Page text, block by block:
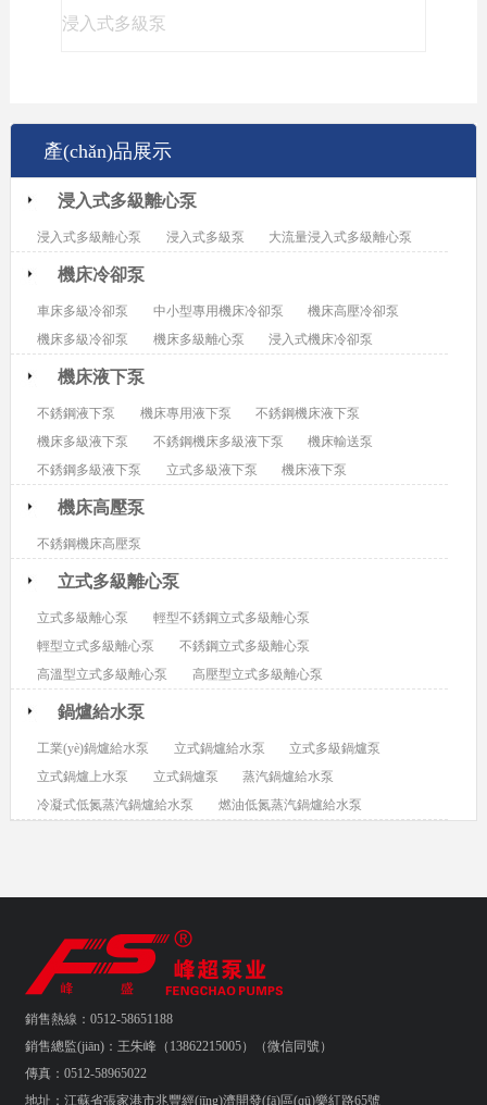
浸入式多級泵
產(chǎn)品展示
浸入式多級離心泵
浸入式多級離心泵 浸入式多級泵 大流量浸入式多級離心泵
機床冷卻泵
車床多級冷卻泵 中小型專用機床冷卻泵
機床高壓冷卻泵
機床多級冷卻泵
機床多級離心泵 浸入式機床冷卻泵
機床液下泵
不銹鋼液下泵 機床專用液下泵
不銹鋼機床液下泵
機床多級液下泵
不銹鋼機床多級液下泵
機床輸送泵
不銹鋼多級液下泵
立式多級液下泵 機床液下泵
機床高壓泵
不銹鋼機床高壓泵
立式多級離心泵
立式多級離心泵
輕型不銹鋼立式多級離心泵
輕型立式多級離心泵
不銹鋼立式多級離心泵
高溫型立式多級離心泵
高壓型立式多級離心泵
鍋爐給水泵
工業(yè)鍋爐給水泵 立式鍋爐給水泵
立式多級鍋爐泵
立式鍋爐上水泵
立式鍋爐泵
蒸汽鍋爐給水泵
冷凝式低氮蒸汽鍋爐給水泵
燃油低氮蒸汽鍋爐給水泵
銷售熱線：0512-58651188
銷售總監(jiān)：王朱峰（13862215005）（微信同號）
傳真：0512-58965022
地址：江蘇省張家港市兆豐經(jīng)濟開發(fā)區(qū)樂紅路65號